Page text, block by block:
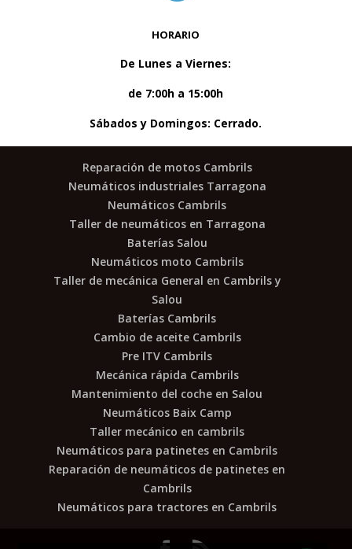
HORARIO
De Lunes a Viernes:
de 7:00h a 15:00h
Sábados y Domingos: Cerrado.
Reparación de motos Cambrils
Neumáticos industriales Tarragona
Neumáticos Cambrils
Taller de neumáticos en Tarragona
Baterías Salou
Neumáticos moto Cambrils
Taller de mecánica General en Cambrils y
Salou
Baterías Cambrils
Cambio de aceite Cambrils
Pre ITV Cambrils
Mecánica rápida Cambrils
Mantenimiento del coche en Salou
Neumáticos Baix Camp
Taller mecánico en cambrils
Neumáticos para patinetes en Cambrils
Reparación de neumáticos de patinetes en
Cambrils
Neumáticos para tractores en Cambrils